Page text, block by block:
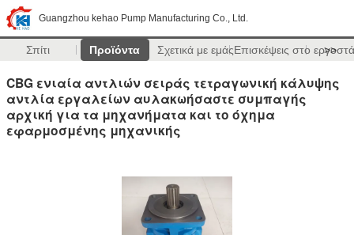
Guangzhou kehao Pump Manufacturing Co., Ltd.
Σπίτι Προϊόντα Σχετικά με εμάςΕπισκέψεις στο >>
CBG ενιαία αντλιών σειράς τετραγωνική κάλυψης
αντλία εργαλείων αυλακωήσαστε συμπαγής
αρχική για τα μηχανήματα και το όχημα
εφαρμοσμένης μηχανικής